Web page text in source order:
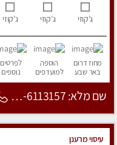
ג’קוזי ג’קוזי ג’קוזי
מחוז דרום
באר שבע
הוספה
למועדפים
לפרטים
נוספים
שם מלא: 053-6113157
עיסוי מרענן